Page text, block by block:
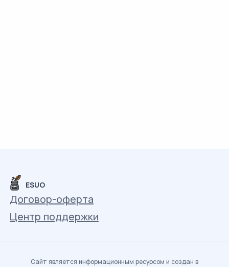
ESUO
Договор-оферта
Центр поддержки
Сайт является информационным ресурсом и создан в